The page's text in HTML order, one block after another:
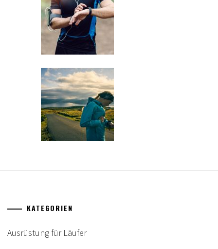
KATEGORIEN
Ausrüstung für Läufer